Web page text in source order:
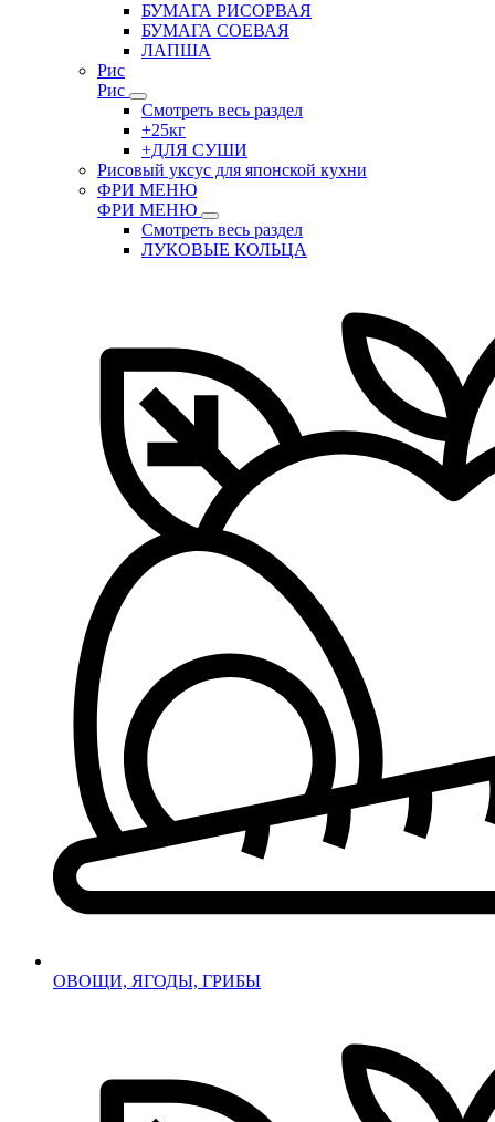
БУМАГА РИСОРВАЯ
БУМАГА СОЕВАЯ
ЛАПША
Рис
Рис
Смотреть весь раздел
+25кг
+ДЛЯ СУШИ
Рисовый уксус для японской кухни
ФРИ МЕНЮ
ФРИ МЕНЮ
Смотреть весь раздел
ЛУКОВЫЕ КОЛЬЦА
ОВОЩИ, ЯГОДЫ, ГРИБЫ